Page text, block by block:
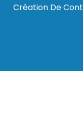
Création De